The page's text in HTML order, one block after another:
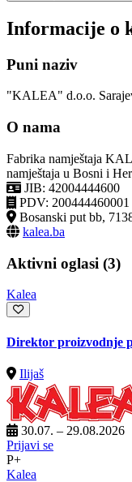
Informacije o
Puni naziv
"KALEA" d.o.o.
O nama
Fabrika namještaja
namještaja u Bosni i
JIB: 42004444600
PDV: 200444460001
Bosanski put bb,
kalea.ba
Aktivni oglasi (3)
Kalea
Direktor proizvodnje
Ilijaš
30.07. – 29.08.2026
Prijavi se
P+
Kalea